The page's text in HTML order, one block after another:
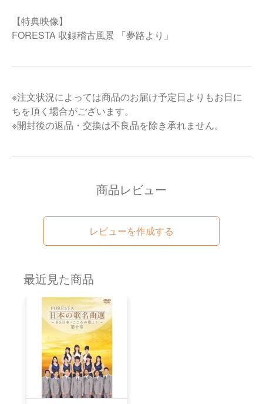
【特典映像】
FORESTA 収録稽古風景 「夢路より」
※注文状況によっては商品のお届け予定日よりもお日に
ちを頂く場合がございます。
※開封後の返品・交換は不良品を除き承れません。
商品レビュー
レビューを作成する
最近見た商品